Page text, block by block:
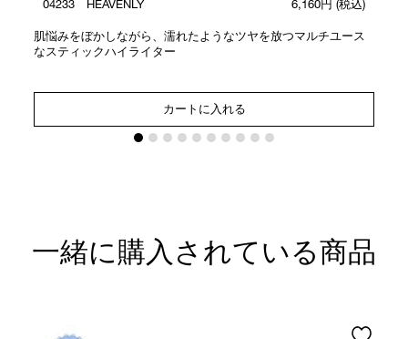
04233 HEAVENLY 6,160円 (税込)
肌悩みをぼかしながら、濡れたようなツヤを放つマルチユース
なスティックハイライター
カートに入れる
一緒に購入されている商品